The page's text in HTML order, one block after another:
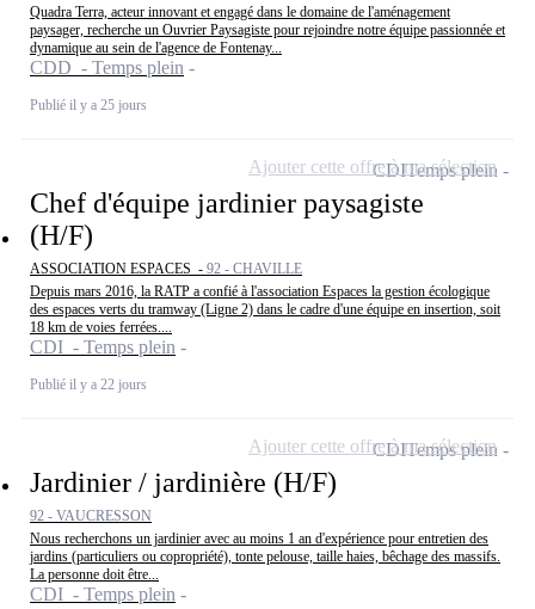
Quadra Terra, acteur innovant et engagé dans le domaine de l'aménagement
paysager, recherche un Ouvrier Paysagiste pour rejoindre notre équipe passionnée et
dynamique au sein de l'agence de Fontenay...
CDD - Temps plein
Publié il y a 25 jours
Chef d'équipe jardinier paysagiste
(H/F)
ASSOCIATION ESPACES - 92 - CHAVILLE
Depuis mars 2016, la RATP a confié à l'association Espaces la gestion écologique
des espaces verts du tramway (Ligne 2) dans le cadre d'une équipe en insertion, soit
18 km de voies ferrées....
CDI - Temps plein
Publié il y a 22 jours
CDITemps plein
Ajouter cette offre à ma sélection
Jardinier / jardinière (H/F)
92 - VAUCRESSON
Nous recherchons un jardinier avec au moins 1 an d'expérience pour entretien des
jardins (particuliers ou copropriété), tonte pelouse, taille haies, bêchage des massifs.
La personne doit être...
CDI - Temps plein
CDITemps plein
Ajouter cette offre à ma sélection